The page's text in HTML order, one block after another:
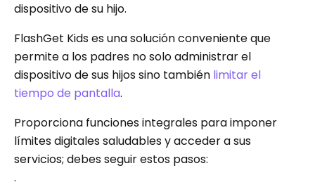
dispositivo de su hijo.
FlashGet Kids es una solución conveniente que
permite a los padres no solo administrar el
dispositivo de sus hijos sino también limitar el
tiempo de pantalla.
Proporciona funciones integrales para imponer
límites digitales saludables y acceder a sus
servicios; debes seguir estos pasos:
.